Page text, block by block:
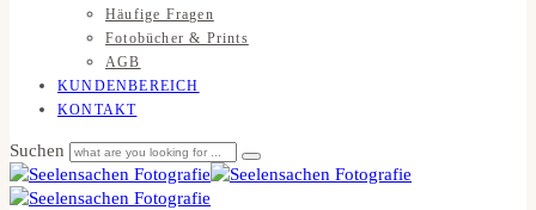
Häufige Fragen
Fotobücher & Prints
AGB
KUNDENBEREICH
KONTAKT
Suchen